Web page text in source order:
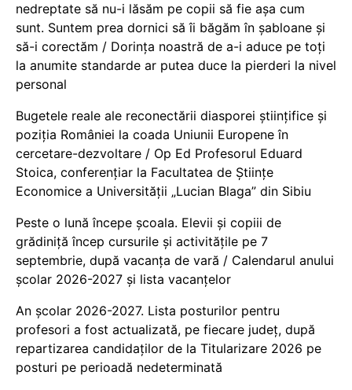
nedreptate să nu-i lăsăm pe copii să fie așa cum
sunt. Suntem prea dornici să îi băgăm în șabloane și
să-i corectăm / Dorința noastră de a-i aduce pe toți
la anumite standarde ar putea duce la pierderi la nivel
personal
Bugetele reale ale reconectării diasporei științifice și
poziția României la coada Uniunii Europene în
cercetare-dezvoltare / Op Ed Profesorul Eduard
Stoica, conferențiar la Facultatea de Științe
Economice a Universității „Lucian Blaga” din Sibiu
Peste o lună începe școala. Elevii și copiii de
grădiniță încep cursurile și activitățile pe 7
septembrie, după vacanța de vară / Calendarul anului
școlar 2026-2027 și lista vacanțelor
An școlar 2026-2027. Lista posturilor pentru
profesori a fost actualizată, pe fiecare județ, după
repartizarea candidaților de la Titularizare 2026 pe
posturi pe perioadă nedeterminată